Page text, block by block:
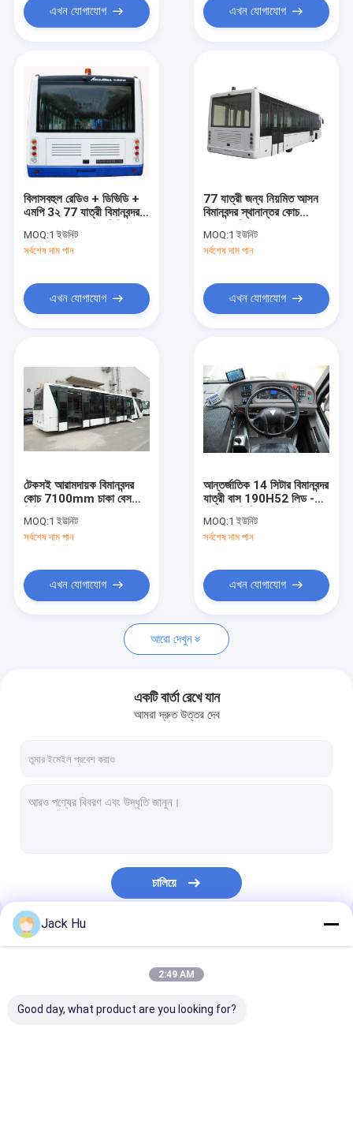
পণ্য
আমাদের সম্পর্কে
কারখানা ভ্রমণ
উদ্ধৃতির জন্য আবেদন
বিমানবন্দর Apron বাস
বিমানবন্দর অ্যাম্বুলিফ্ট
ল্যাভেটরি সার্ভিস ট্রাক
বিমানবন্দর যাত্রী বাস
এখন যোগাযোগ এখন যোগাযোগ
বিলাসবহুল রেডিও + ডিভিডি +
এমপি 3২ 77 যাত্রী বিমানবন্দর
বেস
MOQ:1 ইউনিট
সর্বশেষ দাম পান
এখন যোগাযোগ
77 যাত্রী জন্য নিয়মিত আসন
বিমানবন্দর স্থানান্তর কোচ
MOQ:1 ইউনিট
সর্বশেষ দাম পান
এখন যোগাযোগ
টেকসই আরামদায়ক বিমানবন্দর
কোচ 7100mm চাকা বেস
MOQ:1 ইউনিট
সর্বশেষ দাম পান
এখন যোগাযোগ
আন্তর্জাতিক 14 সিটার বিমানবন্দর
যাত্রী বাস 190H52 লিড -
MOQ:1 ইউনিট
সর্বশেষ দাম পান
এখন যোগাযোগ
আরো দেখুন
একটি বার্তা রেখে যান
আমরা দ্রুত উত্তর দেব
চালিয়ে
আমাদের বিভাগসমূহ
Jack Hu
2:49 AM
Good day, what product are you looking for?